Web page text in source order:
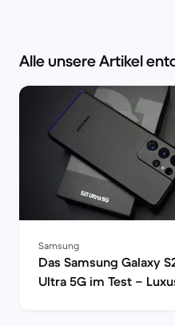
Alle unsere Artikel
Samsung
Das Samsung Galaxy
Ultra 5G im Test –